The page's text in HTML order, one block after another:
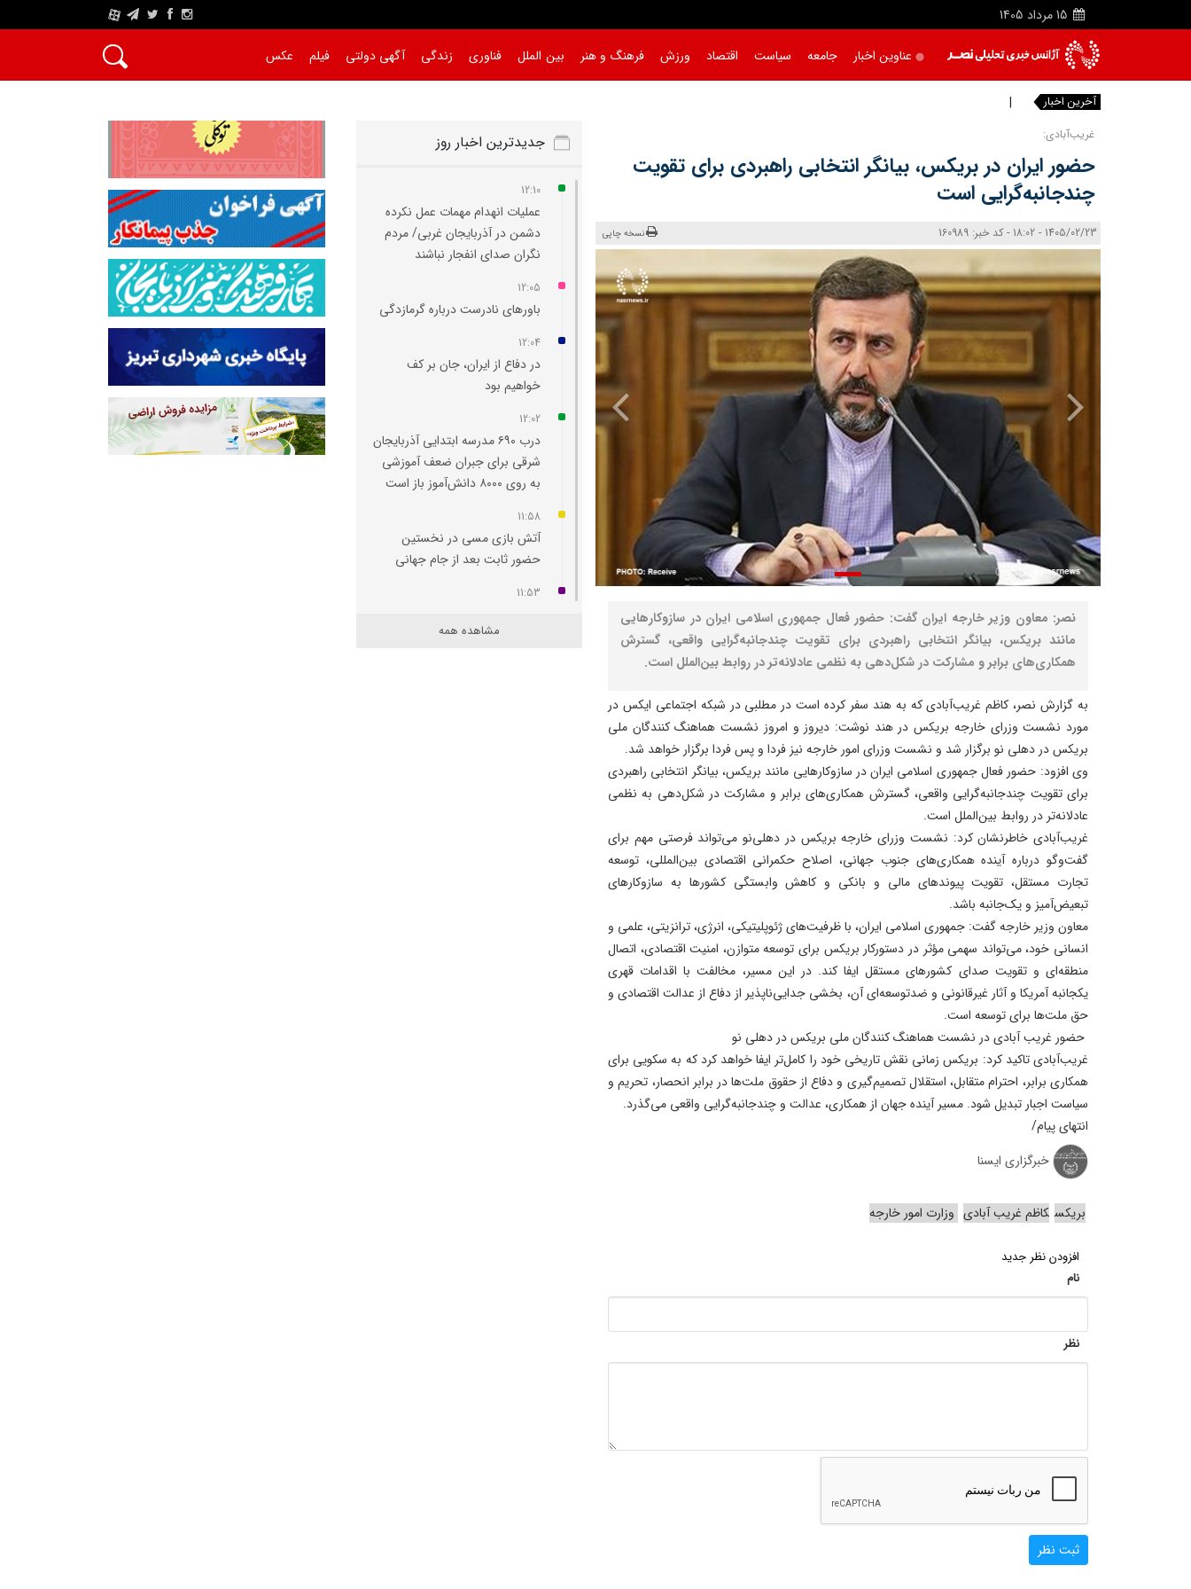
15 مرداد 1405
A
عناوین اخبار جامعه سیاست اقتصاد ورزش فرهنگ و هنر بین الملل فناوری زندگی آگهی دولتی فیلم عکس
آخرین اخبار عملیات ان
غریب‌آبادی:
حضور ایران در بریکس، بیانگر انتخابی راهبردی برای تقویت
چندجانبه‌گرایی است
1405/02/23 - 18:02 - کد خبر: 160989 نسخه چاپی
نصر: معاون وزیر خارجه ایران گفت: حضور فعال جمهوری اسلامی ایران در سازوکارهایی
مانند بریکس، بیانگر انتخابی راهبردی برای تقویت چندجانبه‌گرایی واقعی، گسترش
همکاری‌های برابر و مشارکت در شکل‌دهی به نظمی عادلانه‌تر در روابط بین‌الملل است.
به گزارش نصر، کاظم‌ غریب‌آبادی که به هند سفر کرده است در مطلبی در شبکه اجتماعی ایکس در
مورد نشست وزرای خارجه بریکس در هند نوشت: دیروز و امروز نشست هماهنگ کنندگان ملی
بریکس در دهلی نو برگزار شد و نشست وزرای امور خارجه نیز فردا و پس فردا برگزار خواهد شد.
وی افزود: حضور فعال جمهوری اسلامی ایران در سازوکارهایی مانند بریکس، بیانگر انتخابی راهبردی
برای تقویت چندجانبه‌گرایی واقعی، گسترش همکاری‌های برابر و مشارکت در شکل‌دهی به نظمی
عادلانه‌تر در روابط بین‌الملل است.
غریب‌آبادی خاطرنشان کرد: نشست وزرای خارجه بریکس در دهلی‌نو می‌تواند فرصتی مهم برای
گفت‌وگو درباره آینده همکاری‌های جنوب جهانی، اصلاح حکمرانی اقتصادی بین‌المللی، توسعه
تجارت مستقل، تقویت پیوندهای مالی و بانکی و کاهش وابستگی کشورها به سازوکارهای
تبعیض‌آمیز و یک‌جانبه باشد.
معاون وزیر خارجه گفت: جمهوری اسلامی ایران، با ظرفیت‌های ژئوپلیتیکی، انرژی، ترانزیتی، علمی و
انسانی خود، می‌تواند سهمی مؤثر در دستورکار بریکس برای توسعه متوازن، امنیت اقتصادی، اتصال
منطقه‌ای و تقویت صدای کشورهای مستقل ایفا کند. در این مسیر، مخالفت با اقدامات قهری
یکجانبه آمریکا و آثار غیرقانونی و ضدتوسعه‌ای آن، بخشی جدایی‌ناپذیر از دفاع از عدالت اقتصادی و
حق ملت‌ها برای توسعه است.
حضور غریب آبادی در نشست هماهنگ کنندگان ملی بریکس در دهلی نو
غریب‌آبادی تاکید کرد: بریکس زمانی نقش تاریخی خود را کامل‌تر ایفا خواهد کرد که به سکویی برای
همکاری برابر، احترام متقابل، استقلال تصمیم‌گیری و دفاع از حقوق ملت‌ها در برابر انحصار، تحریم و
سیاست اجبار تبدیل شود. مسیر آینده جهان از همکاری، عدالت و چندجانبه‌گرایی واقعی می‌گذرد.
انتهای پیام/
خبرگزاری ایسنا
بریکس کاظم غریب آبادی وزارت امور خارجه
افزودن نظر جدید
نام
نظر
ثبت نظر
جدیدترین اخبار روز
12:10
عملیات انهدام مهمات عمل نکرده
دشمن در آذربایجان‌ غربی/ مردم
نگران صدای انفجار نباشند
12:05
باورهای نادرست درباره گرمازدگی
12:04
در دفاع از ایران، جان بر کف
خواهیم بود
12:02
درب ۶۹۰ مدرسه ابتدایی آذربایجان
شرقی برای جبران ضعف آموزشی
به روی ۸۰۰۰ دانش‌آموز باز است
11:58
آتش‌ بازی مسی در نخستین
حضور ثابت بعد از جام جهانی
11:53
استان با جمهوری آذربایجان
مشاهده همه